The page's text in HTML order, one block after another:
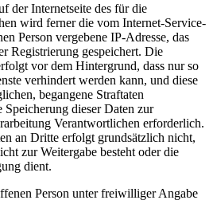
der Internetseite des für die
wird ferner die vom Internet-Service-
Person vergebene IP-Adresse, das
Registrierung gespeichert. Die
vor dem Hintergrund, dass nur so
verhindert werden kann, und diese
begangene Straftaten
dieser Daten zur
Verantwortlichen erforderlich.
an Dritte erfolgt grundsätzlich nicht,
zur Weitergabe besteht oder die
dient.
Person unter freiwilliger Angabe